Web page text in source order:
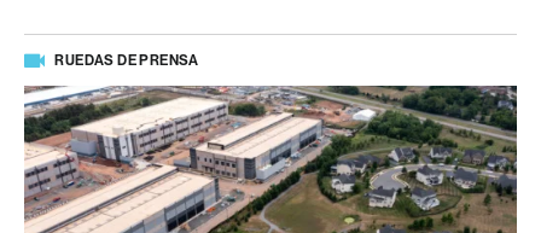
RUEDAS DE PRENSA